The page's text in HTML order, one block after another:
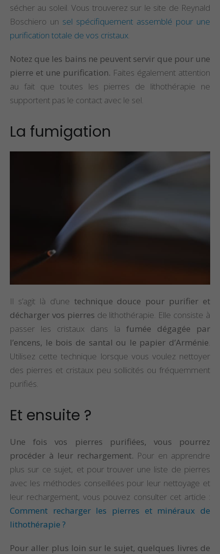
sécher au soleil. Vous trouverez sur le site de Reynald
Boschiero un sel spécifiquement assemblé pour une
purification totale de vos cristaux.
Notez que les bains ne peuvent servir que pour une
pierre et une purification. Faites également attention
au fait que toutes les pierres de lithothérapie ne
supportent pas le contact avec le sel.
La fumigation
Il s’agit là d’une technique douce pour purifier et
décharger vos pierres de lithothérapie. Elle consiste à
passer les cristaux dans la fumée dégagée par
l’encens, le bois de santal ou le papier d’Arménie.
Utilisez cette technique lorsque vous voulez nettoyer
des pierres et cristaux peu sollicités ou fréquemment
purifiés.
Et ensuite ?
Une fois vos pierres purifiées, vous pourrez
procéder à leur rechargement. Pour en apprendre
plus sur ce sujet, et pour trouver une liste de pierres
avec les méthodes conseillées pour leur nettoyage et
leur rechargement, vous pouvez consulter cet article :
Comment recharger les pierres et minéraux de
lithothérapie ?
Pour aller plus loin sur le sujet, quelques livres de